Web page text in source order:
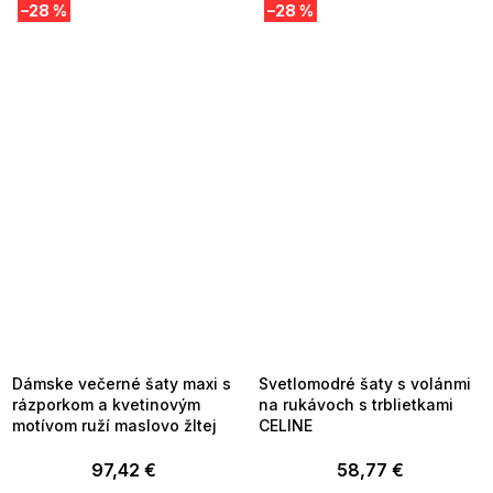
–28 %
Dámske večerné šaty maxi s
rázporkom a kvetinovým
motívom ruží maslovo žltej
97,42 €
–28 %
Svetlomodré šaty s volánmi
na rukávoch s trblietkami
CELINE
58,77 €